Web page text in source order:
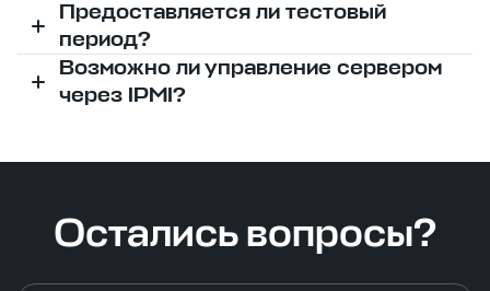
Предоставляется ли тестовый
период?
Возможно ли управление сервером
через IPMI?
Остались вопросы?